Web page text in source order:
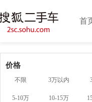
首
价格
不限 3万以内
5-10万 10-15万